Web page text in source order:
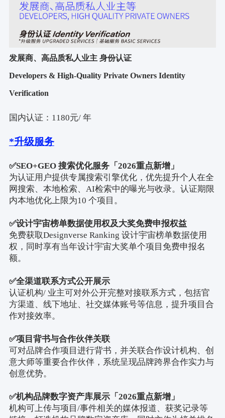
发展商、高品质私人业主 身份认证
Developers & High-Quality Private Owners Identity
Verification
国内认证： 1180元/ 年
*升级服务
✅SEO+GEO 搜索优化服务「 2026重点新增」
为认证用户提供专属搜索引擎优化，优先提升个人在全
网搜索、本地检索、 AI检索中的曝光与收录。认证期限
内本地优化上限为10 个项目。
✅设计宇宙榜单数据使用权及大奖免费申报权益
免费获取Designverse Ranking 设计宇宙榜单数据使用
权，同时享有当年设计宇宙大奖单个项目免费申报名
额。
✅全渠道联系方式公开展示
认证机构/ 业主可对外公开完整对接联系方式，包括官
方渠道、线下地址、社交媒体账号等信息，提升项目合
作对接效率。
✅项目背书与合作伙伴关联
可对品牌合作项目进行背书，并关联合作设计机构、创
意大师等重要合作伙伴，系统呈现品牌跨界合作实力与
创意优势。
✅机构品牌数字资产库展示「 2026重点新增」
机构可上传与项目 /事件相关的媒体报道、获奖记录等